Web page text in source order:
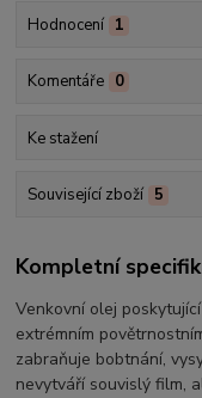
Hodnocení 1
Komentáře 0
Ke stažení
Související zboží 5
Kompletní
Venkovní olej
extrémním
zabraňuje bobtnání,
nevytváří souvislý film,